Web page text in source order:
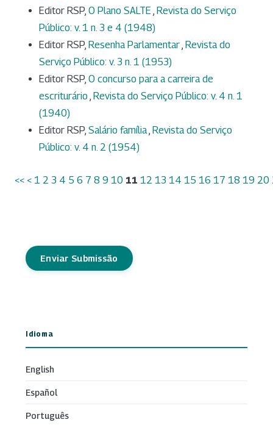
Editor RSP, O Plano SALTE , Revista do Serviço
Público: v. 1 n. 3 e 4 (1948)
Editor RSP, Resenha Parlamentar, Revista do
Serviço Público: v. 3 n. 1 (1953)
Editor RSP, O concurso para a carreira de
escriturário , Revista do Serviço Público: v. 4 n. 1
(1940)
Editor RSP, Salário família, Revista do Serviço
Público: v. 4 n. 2 (1954)
<< < 1 2 3 4 5 6 7 8 9 10 11 12 13 14 15 16 17 18 19 20
Enviar Submissão
Idioma
English
Español
Português